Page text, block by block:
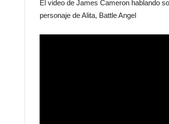
El video de James Cameron hablando
personaje de Alita, Battle Angel